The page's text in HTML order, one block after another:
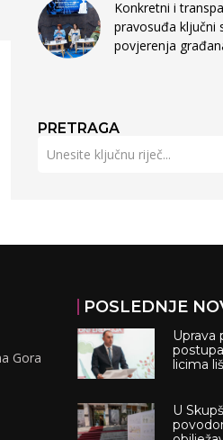
Konkretni i
pravosuđa ključni
povjerenja
PRETRAGA
Gora
POSLEDNJE
Uprava
licima
U